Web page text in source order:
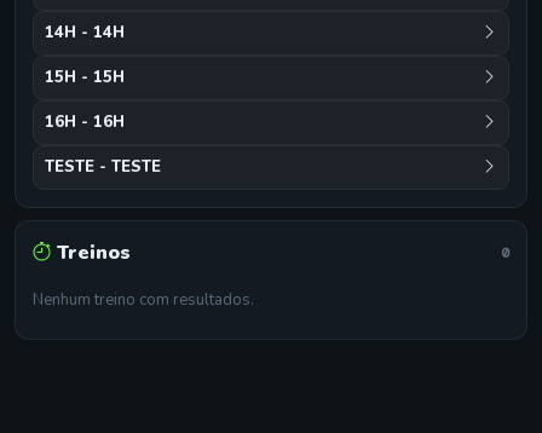
14H - 14H
15H - 15H
16H - 16H
TESTE - TESTE
Treinos 0
Nenhum treino com resultados.